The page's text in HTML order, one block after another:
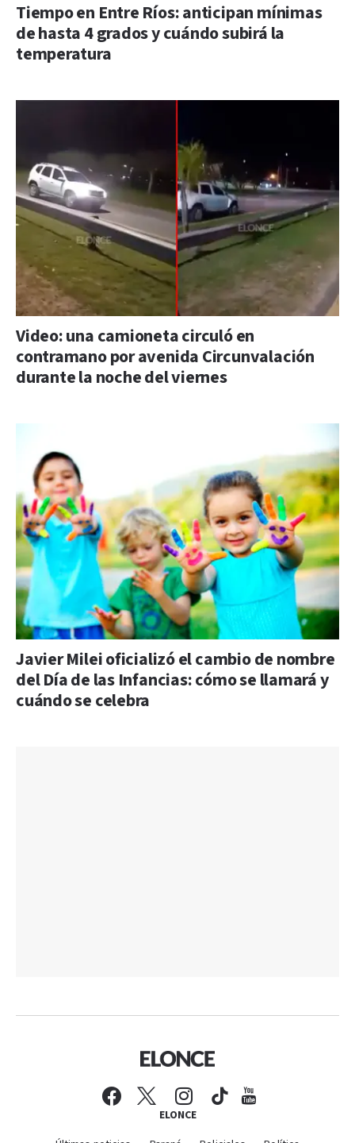
Tiempo en Entre Ríos: anticipan mínimas
de hasta 4 grados y cuándo subirá la
temperatura
Video: una camioneta circuló en
contramano por avenida Circunvalación
durante la noche del viernes
Javier Milei oficializó el cambio de nombre
del Día de las Infancias: cómo se llamará y
cuándo se celebra
ELONCE